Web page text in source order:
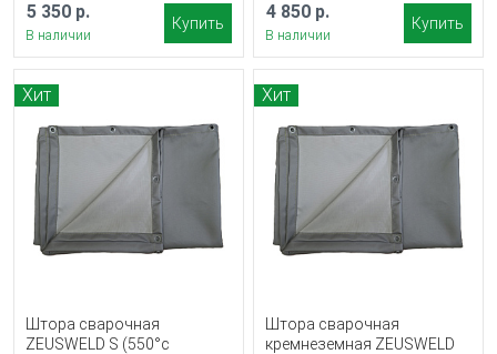
5 350 р.
В наличии
Купить
4 850 р.
В наличии
Купить
Хит
Штора сварочная
ZEUSWELD S (550°c
Хит
Штора сварочная
кремнеземная ZEUSWELD